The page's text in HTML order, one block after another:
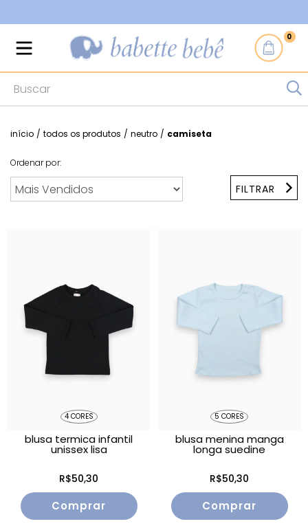
0
início / todos os produtos / neutro / camiseta
Ordenar por:
FILTRAR
4 CORES
blusa termica infantil
unissex lisa
R$50,30
Comprar
5 CORES
blusa menina manga
longa suedine
R$50,30
Comprar